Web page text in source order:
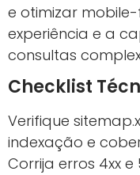
e otimizar
experiência e a
consultas
Checklist
Verifique
indexação e
Corrija erros 4xx